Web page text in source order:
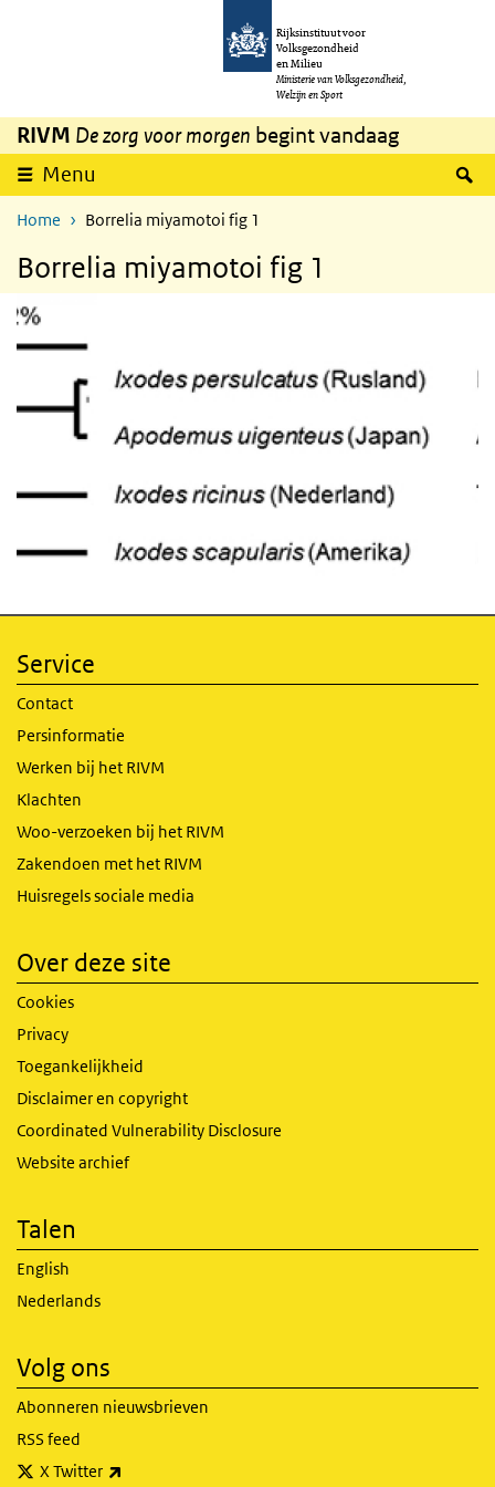
Overslaan en naar de inhoud gaan
Rijksinstituut voor
Volksgezondheid
en Milieu
Ministerie van Volksgezondheid,
Welzijn en Sport
RIVM De zorg voor morgen begint vandaag
Menu
Home Borrelia miyamotoi fig 1
Borrelia miyamotoi fig 1
Service
Contact
Persinformatie
Werken bij het RIVM
Klachten
Woo-verzoeken bij het RIVM
Zakendoen met het RIVM
Huisregels sociale media
Over deze site
Cookies
Privacy
Toegankelijkheid
Disclaimer en copyright
Coordinated Vulnerability Disclosure
Website archief
Talen
English
Nederlands
Volg ons
Abonneren nieuwsbrieven
RSS feed
X Twitter